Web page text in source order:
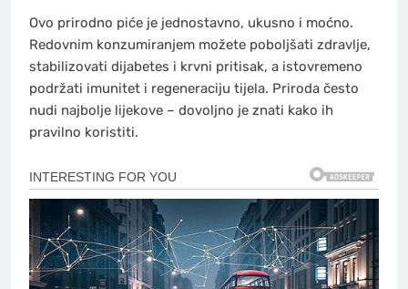
Ovo prirodno piće je jednostavno, ukusno i moćno.
Redovnim konzumiranjem možete poboljšati zdravlje,
stabilizovati dijabetes i krvni pritisak, a istovremeno
podržati imunitet i regeneraciju tijela. Priroda često
nudi najbolje lijekove – dovoljno je znati kako ih
pravilno koristiti.